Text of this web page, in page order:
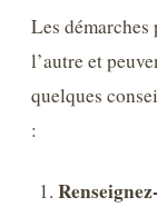
Les
l’autre et
quelques
: